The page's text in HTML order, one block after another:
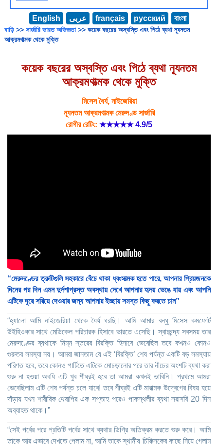
English عربى français русский বাংলা
বাড়ি>> সার্জারি ভারত অভিজ্ঞতা>> কয়েক বছরের অস্বস্তি এবং পিঠে ব্যথা ন্যূনতম
আক্রমণাত্মক থেকে মুক্তি
কয়েক বছরের অস্বস্তি এবং পিঠে ব্যথা ন্যূনতম
আক্রমণাত্মক থেকে মুক্তি
মিসেস ধৈর্য, নাইজেরিয়া
ন্যূনতম আক্রমণাত্মক মেরুদণ্ড সার্জারি
রোগীর রেটিং: ★★★★★ 4.9/5
“মেরুদণ্ডের ত্রুটিগুলি সহকারে বেঁচে থাকা ধ্বংসাত্মক হতে পারে, আপনার প্রিয়জনকে
দিনের পর দিন এমন দুর্দশাগ্রস্ত অবস্থায় দেখে আপনার হৃদয় ভেঙে যায় এবং আপনি
এটিকে দূরে সরিয়ে দেওয়ার জন্য আপনার ইচ্ছায় সমস্ত কিছু করতে চান”
“হ্যালো আমি নাইজেরিয়া থেকে ধৈর্য ধরছি। আমি আমার বন্ধু মিসেস কমফোর্ট
উইহিওকার সাথে মেডিকেল পরিচারক হিসাবে ভারতে এসেছি। স্বাচ্ছন্দ্য সবসময় তার
মেরুদণ্ডের ব্যথাকে নিম্ন স্তরের বিরক্তি হিসাবে ভেবেছিল তবে কখনও কোনও
গুরুতর সমস্যা নয়। আমরা জানতাম যে এই ‘বিরক্তি’ শেষ পর্যন্ত একটি বড় সমস্যায়
পরিণত হবে, তবে কোনও পার্টিতে এটিকে মোচড়ানোর পরে তার নীচের অংশটি ব্যথা করা
শুরু না হওয়া অবধি এটি খুব শীঘ্রই হবে তা আমরা কখনই ভাবিনি। প্রথমে আমরা
ভেবেছিলাম এটি শেষ পর্যন্ত চলে যাবে! তবে শীঘ্রই এটি মারাত্মক উদ্বেগের বিষয় হয়ে
দাঁড়ায় যখন শারীরিক থেরাপির এক সপ্তাহ পরেও পাকস্থলীর ব্যথা সরাসরি 20 দিন
অব্যাহত থাকে।”
“সেই পর্বের পরে প্রতিটি পর্বের সাথে ব্যথার ডিগ্রি অতিক্রম করতে শুরু করে। আমি
তাকে আর এভাবে দেখতে পেলাম না, আমি তাকে স্থানীয় চিকিত্সকের কাছে নিয়ে গেলাম